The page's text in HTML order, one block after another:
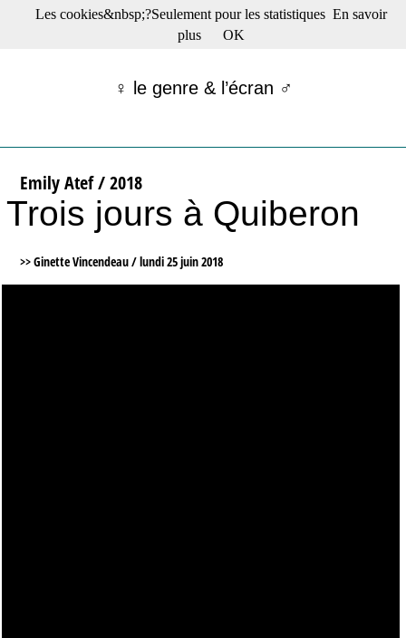
☰ Menu
Films récents
Tribunes
Bloc-notes
Archives
S’abonner à la Lettre !
♀ le genre & l’écran ♂
Emily Atef / 2018
Trois jours à Quiberon
>> Ginette Vincendeau /lundi 25 juin 2018
Les cookies&nbsp;?Seulement pour les statistiques En savoir
plus
OK